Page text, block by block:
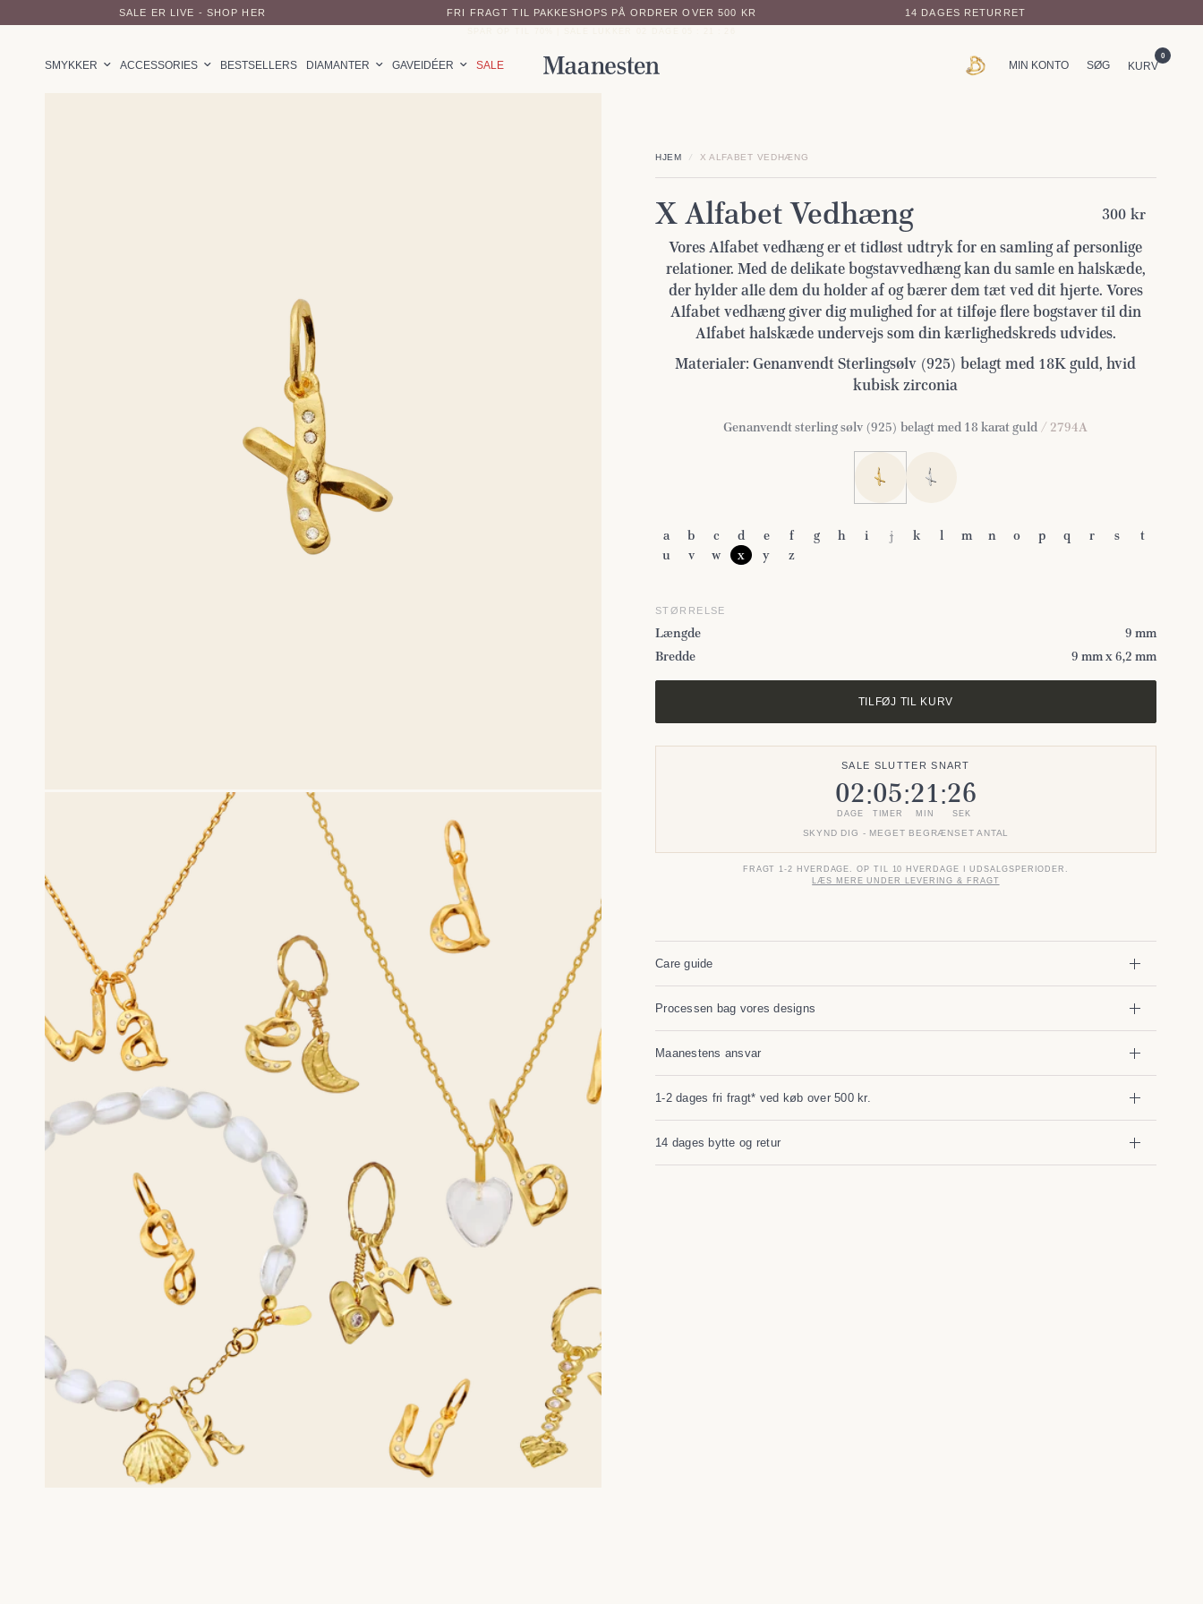
SALE ER LIVE - SHOP HER FRI FRAGT TIL PAKKESHOPS PÅ ORDRER OVER 500 KR 14 DAGES RETURRET
SMYKKER ACCESSORIES BESTSELLERS DIAMANTER GAVEIDÉER SALE MIN KONTO SØG KURV
0
HJEM / X ALFABET VEDHÆNG
X Alfabet Vedhæng
300 kr
Vores Alfabet vedhæng er et tidløst udtryk for en samling af personlige
relationer. Med de delikate bogstavvedhæng kan du samle en halskæde,
der hylder alle dem du holder af og bærer dem tæt ved dit hjerte. Vores
Alfabet vedhæng giver dig mulighed for at tilføje flere bogstaver til din
Alfabet halskæde undervejs som din kærlighedskreds udvides.
Materialer: Genanvendt Sterlingsølv (925) belagt med 18K guld, hvid
kubisk zirconia
Genanvendt sterling sølv (925) belagt med 18 karat guld / 2794A
a b c d e f g h i j k l m n o p q r s
t
u
v w x y z
STØRRELSE
Længde
9 mm
Bredde
9 mm x 6,2 mm
TILFØJ TIL KURV
SALE SLUTTER SNART
02
DAGE
:05
TIMER
:21
MIN
:25
SEK
SKYND DIG - MEGET BEGRÆNSET ANTAL
FRAGT 1-2 HVERDAGE. OP TIL 10 HVERDAGE I UDSALGSPERIODER.
LÆS MERE UNDER LEVERING & FRAGT
Care guide
Processen bag vores designs
Maanestens ansvar
1-2 dages fri fragt* ved køb over 500 kr.
14 dages bytte og retur